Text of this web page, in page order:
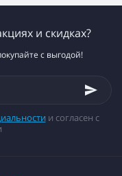
и скидках?
с выгодой!
и согласен с